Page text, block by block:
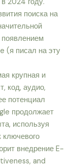
2024 году.
поиска на
(я писал на эту
крупная и
код, аудио,
потенциал
продолжает
используя
ключевого
внедрение E-
and